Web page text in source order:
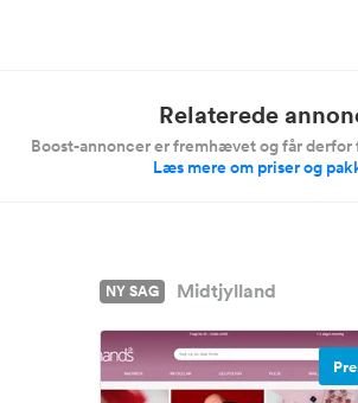
Relaterede
Boost-annoncer er fremhævet og får derfor
Læs mere om priser og
NY SAG Midtjylland